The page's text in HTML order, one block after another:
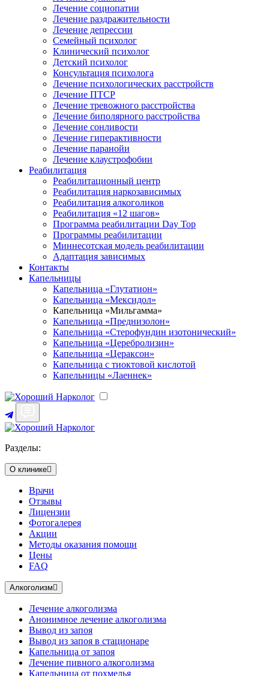
Лечение социопатии
Лечение раздражительности
Лечение депрессии
Семейный психолог
Клинический психолог
Детский психолог
Консультация психолога
Лечение психологических расстройств
Лечение ПТСР
Лечение тревожного расстройства
Лечение биполярного расстройства
Лечение сонливости
Лечение гиперактивности
Лечение паранойи
Лечение клаустрофобии
Реабилитация
Реабилитационный центр
Реабилитация наркозависимых
Реабилитация алкоголиков
Реабилитация «12 шагов»
Программа реабилитации Day Top
Программы реабилитации
Миннесотская модель реабилитации
Адаптация зависимых
Контакты
Капельницы
Капельница «Глутатион»
Капельница «Мексидол»
Капельница «Мильгамма»
Капельница «Преднизолон»
Капельница «Стерофундин изотонический»
Капельница «Церебролизин»
Капельница «Цераксон»
Капельница с тиоктовой кислотой
Капельницы «Лаеннек»
Разделы:
О клинике
Врачи
Отзывы
Лицензии
Фотогалерея
Акции
Методы оказания помощи
Цены
FAQ
Алкоголизм
Лечение алкоголизма
Анонимное лечение алкоголизма
Вывод из запоя
Вывод из запоя в стационаре
Капельница от запоя
Лечение пивного алкоголизма
Капельница от похмелья